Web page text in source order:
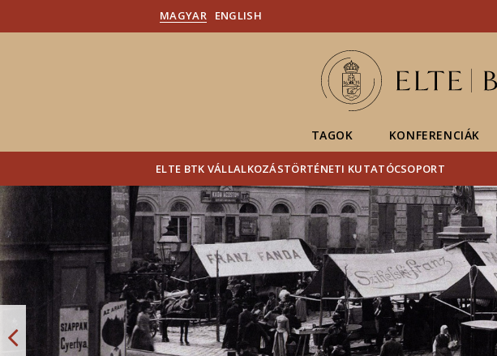
MAGYAR ENGLISH
TAGOK KONFERENCIÁK
ELTE BTK VÁLLALKOZÁSTÖRTÉNETI KUTATÓCSOPORT